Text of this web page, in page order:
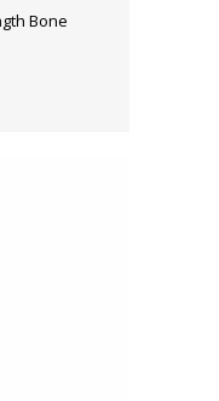
Bone